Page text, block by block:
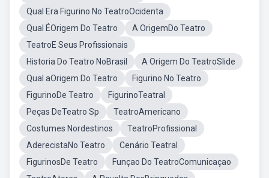
Qual Era Figurino No TeatroOcidenta
Qual ÉOrigem Do Teatro
A OrigemDo Teatro
TeatroE Seus Profissionais
Historia Do Teatro NoBrasil
A Origem Do TeatroSlide
Qual aOrigem Do Teatro
Figurino No Teatro
FigurinoDe Teatro
FigurinoTeatral
Peças DeTeatro Sp
TeatroAmericano
Costumes Nordestinos
TeatroProfissional
AderecistaNo Teatro
Cenário Teatral
FigurinosDe Teatro
Funçao Do TeatroComunicaçao